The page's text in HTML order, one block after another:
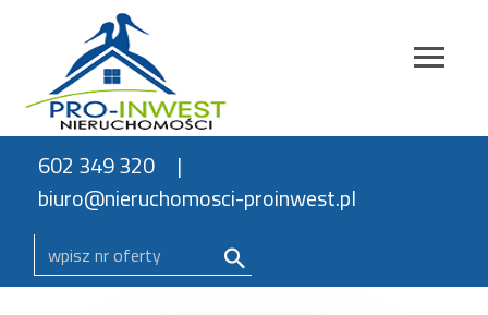
602 349 320
biuro@nieruchomosci-proinwest.pl